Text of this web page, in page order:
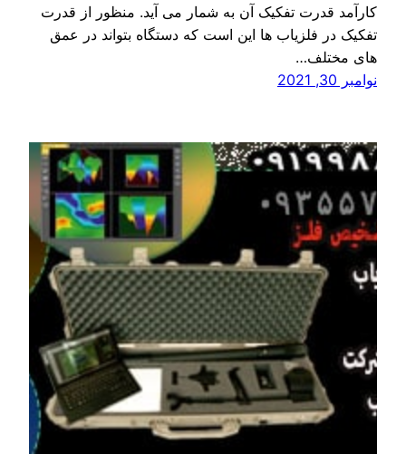
کارآمد قدرت تفکیک آن به شمار می آید. منظور از قدرت
تفکیک در فلزیاب ها این است که دستگاه بتواند در عمق
های مختلف…
نوامبر 30, 2021